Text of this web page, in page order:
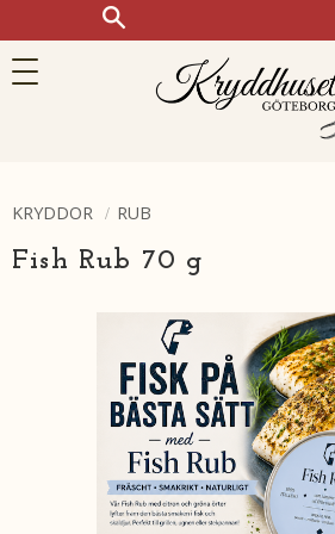
KRYDDOR RUB
Fish Rub 70 g